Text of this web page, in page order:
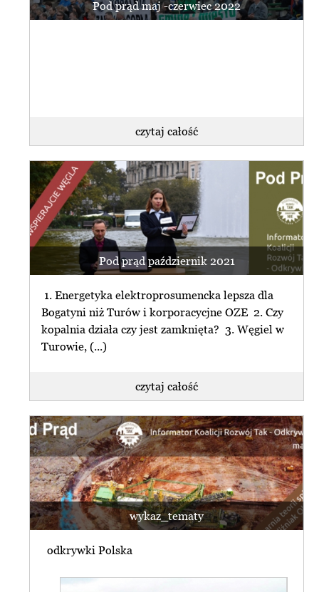
Pod prąd maj -czerwiec 2022
czytaj całość
Pod prąd październik 2021
1. Energetyka elektroprosumencka lepsza dla
Bogatyni niż Turów i korporacycjne OZE 2. Czy
kopalnia działa czy jest zamknięta? 3. Węgiel w
Turowie, (...)
czytaj całość
wykaz_tematy
odkrywki Polska